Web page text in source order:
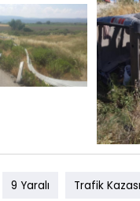
9 Yaralı Trafik Kazası